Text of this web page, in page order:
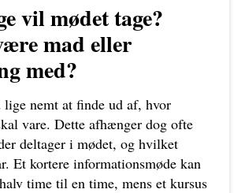
vil mødet tage?
mad eller
med?
nemt at finde ud af, hvor
vare. Dette afhænger dog ofte
deltager i mødet, og hvilket
Et kortere informationsmøde kan
time til en time, mens et kursus